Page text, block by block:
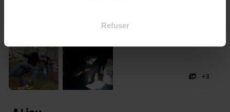
Refuser
+3